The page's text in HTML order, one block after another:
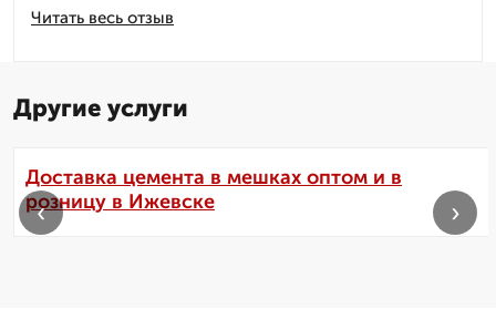
Читать весь отзыв
Другие услуги
Доставка цемента в мешках оптом и в
розницу в Ижевске
‹ ›